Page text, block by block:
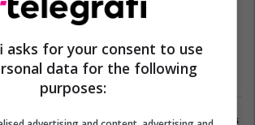
Njëzeteshtatë fotografi të rralla të
shikues befasohet (Foto)
Yjet 22/11/2017
Dokumentet e shkurorëzimit të Elvis
asks for your consent to use
data for the following
purposes: